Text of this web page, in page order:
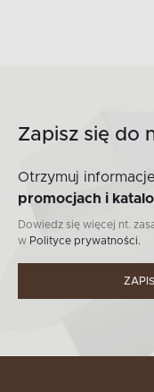
Zapisz się do
Otrzymuj
promocjach i
Dowiedz się więcej nt.
w Polityce prywatności.